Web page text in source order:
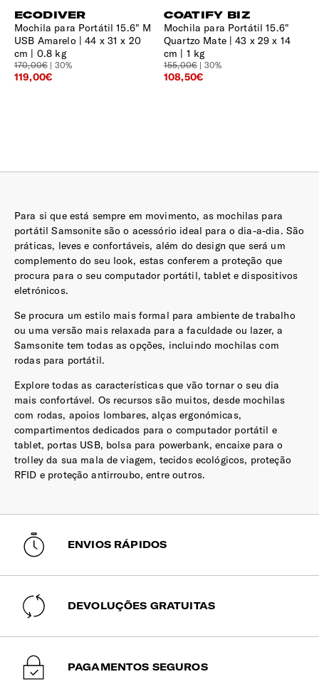
ECODIVER
Mochila para Portátil 15.6" M
USB Amarelo
44 x 31 x 20
cm | 0.8 kg
170,00€ | 30%
119,00€
COATIFY BIZ
Mochila para Portátil 15.6"
Quartzo Mate
43 x 29 x 14
cm | 1 kg
155,00€ | 30%
108,50€
Para si que está sempre em movimento, as mochilas para
portátil Samsonite são o acessório ideal para o dia-a-dia. São
práticas, leves e confortáveis, além do design que será um
complemento do seu look, estas conferem a proteção que
procura para o seu computador portátil, tablet e dispositivos
eletrónicos.
Se procura um estilo mais formal para ambiente de trabalho
ou uma versão mais relaxada para a faculdade ou lazer, a
Samsonite tem todas as opções, incluindo mochilas com
rodas para portátil.
Explore todas as características que vão tornar o seu dia
mais confortável. Os recursos são muitos, desde mochilas
com rodas, apoios lombares, alças ergonómicas,
compartimentos dedicados para o computador portátil e
tablet, portas USB, bolsa para powerbank, encaixe para o
trolley da sua mala de viagem, tecidos ecológicos, proteção
RFID e proteção antirroubo, entre outros.
ENVIOS RÁPIDOS
DEVOLUÇÕES GRATUITAS
PAGAMENTOS SEGUROS